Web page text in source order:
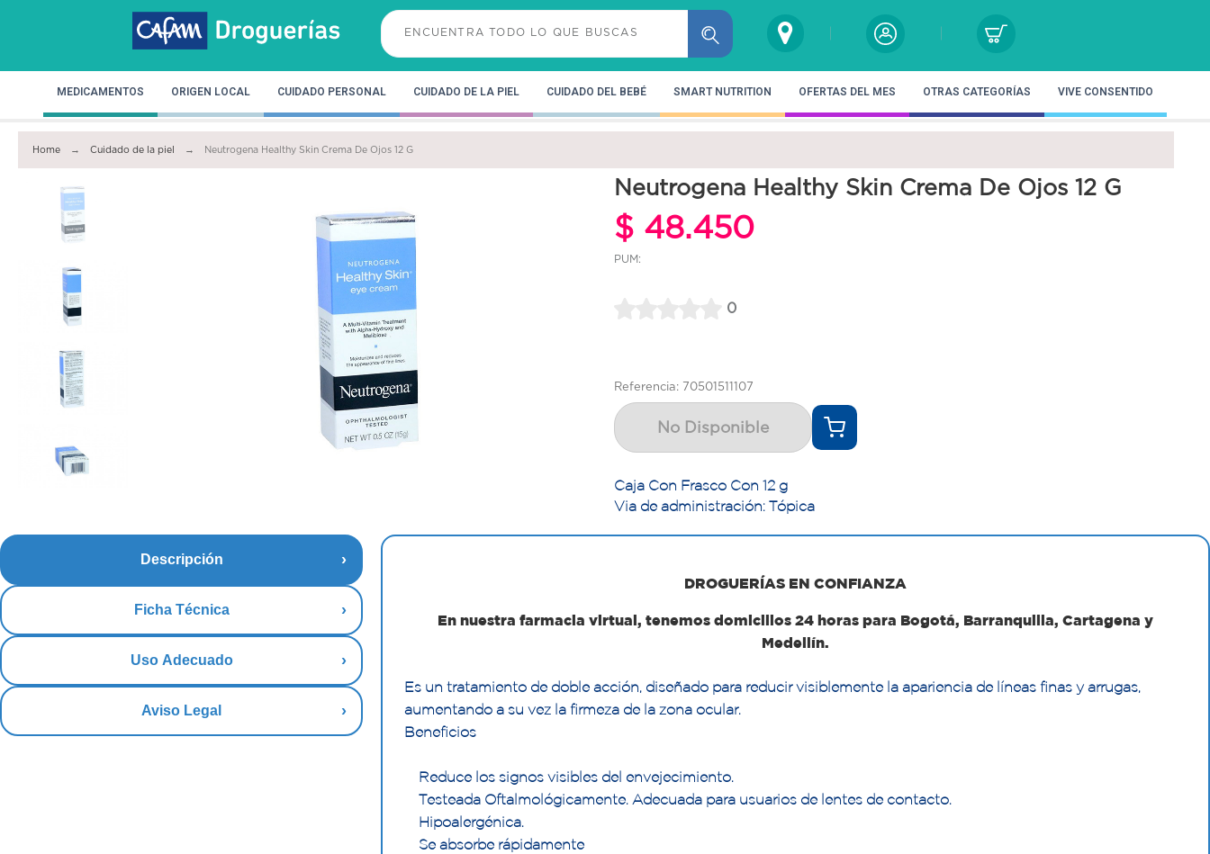
MEDICAMENTOS ORIGEN LOCAL CUIDADO PERSONAL CUIDADO DE LA PIEL CUIDADO DEL BEBÉ SMART NUTRITION OFERTAS DEL MES OTRAS CATEGORÍAS VIVE CONSENTIDO
Home Cuidado de la piel Neutrogena Healthy Skin Crema De Ojos 12 G
Neutrogena Healthy Skin Crema De Ojos 12 G
$ 48.450
PUM:
0
Referencia: 70501511107
No Disponible
Caja Con Frasco Con 12 g
Via de administración: Tópica
Descripción
Ficha Técnica
Uso Adecuado
Aviso Legal
DROGUERÍAS EN CONFIANZA
En nuestra farmacia virtual, tenemos domicilios 24 horas para Bogotá, Barranquilla, Cartagena y
Medellín.
Es un tratamiento de doble acción, diseñado para reducir visiblemente la apariencia de líneas finas y arrugas,
aumentando a su vez la firmeza de la zona ocular.
Beneficios
Reduce los signos visibles del envejecimiento.
Testeada Oftalmológicamente. Adecuada para usuarios de lentes de contacto.
Hipoalergénica.
Se absorbe rápidamente